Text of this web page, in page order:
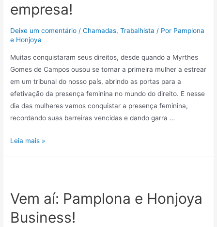
empresa!
Deixe um comentário /Chamadas,Trabalhista / Por Pamplona
e Honjoya
Muitas conquistaram seus direitos, desde quando a Myrthes
Gomes de Campos ousou se tornar a primeira mulher a estrear
em um tribunal do nosso país, abrindo as portas para a
efetivação da presença feminina no mundo do direito. E nesse
dia das mulheres vamos conquistar a presença feminina,
recordando suas barreiras vencidas e dando garra …
Leia mais »
Vem aí: Pamplona e Honjoya
Business!